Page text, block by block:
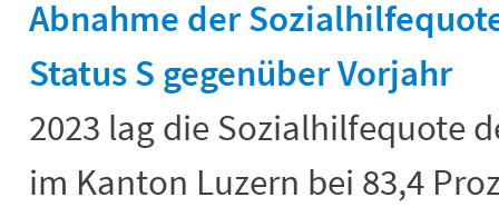
Abnahme der
Status S gegenüber Vorjahr
2023 lag die Sozialhilfequote
im Kanton Luzern bei 83,4